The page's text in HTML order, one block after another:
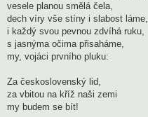
vesele planou smělá čela,
dech víry vše stíny i slabost láme,
i každý svou pevnou zdvíhá ruku,
s jasnýma očima přisaháme,
my, vojáci prvního pluku:
Za československý lid,
za vbitou na kříž naši zemi
my budem se bít!